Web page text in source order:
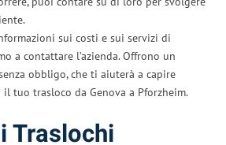
sui costi e sui servizi di
a contattare l’azienda. Offrono un
obbligo, che ti aiuterà a capire
tuo trasloco da Genova a Pforzheim.
Traslochi